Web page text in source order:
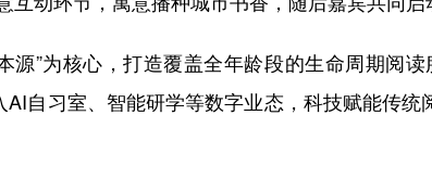
”为核心，打造覆盖全年龄段的生命周期阅读
AI自习室、智能研学等数字业态，科技赋能传